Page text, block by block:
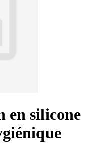
en silicone